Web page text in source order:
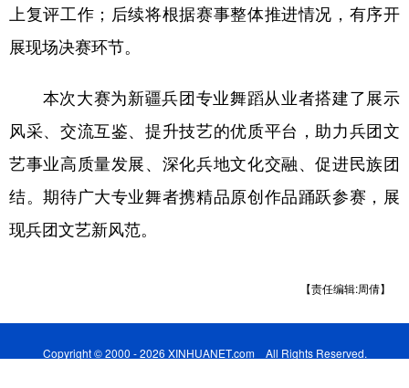
上复评工作；后续将根据赛事整体推进情况，有序开
展现场决赛环节。
本次大赛为新疆兵团专业舞蹈从业者搭建了展示
风采、交流互鉴、提升技艺的优质平台，助力兵团文
艺事业高质量发展、深化兵地文化交融、促进民族团
结。期待广大专业舞者携精品原创作品踊跃参赛，展
现兵团文艺新风范。
【责任编辑:周倩】
Copyright © 2000 - 2026 XINHUANET.com All Rights Reserved.